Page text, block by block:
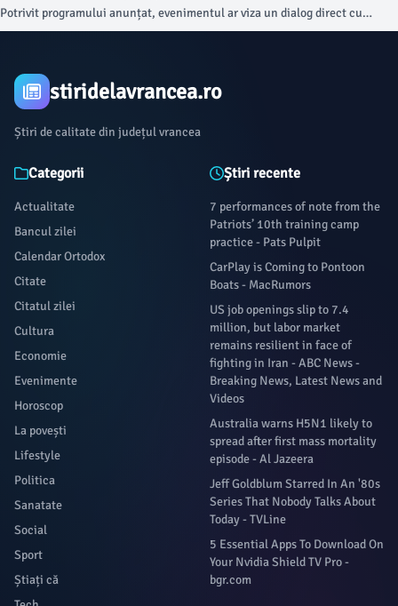
Potrivit programului anunțat, evenimentul ar viza un dialog direct cu
antreprenorii vrânceni privind provocările cu care se confruntă,
contribui la crearea unui mediu economic mai competitiv și mai predictibil.
stiridelavrancea.ro
Știri de calitate din județul vrancea
Categorii
Actualitate
Bancul zilei
Calendar Ortodox
Citate
Citatul zilei
Cultura
Economie
Evenimente
Horoscop
La povești
Lifestyle
Politica
Sanatate
Social
Sport
Știați că
Știri recente
7 performances of note from the
Patriots’ 10th training camp
practice - Pats Pulpit
CarPlay is Coming to Pontoon
Boats - MacRumors
US job openings slip to 7.4
million, but labor market
remains resilient in face of
fighting in Iran - ABC News -
Breaking News, Latest News and
Videos
Australia warns H5N1 likely to
spread after first mass mortality
episode - Al Jazeera
Jeff Goldblum Starred In An '80s
Series That Nobody Talks About
Today - TVLine
5 Essential Apps To Download On
Your Nvidia Shield TV Pro -
bgr.com